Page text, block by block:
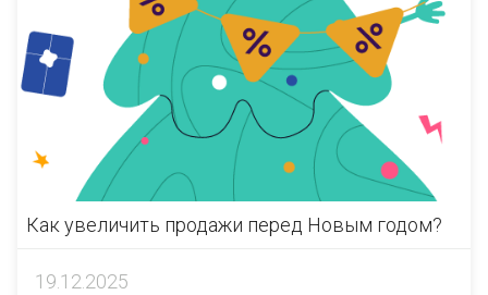
Как увеличить продажи перед Новым годом?
19.12.2025